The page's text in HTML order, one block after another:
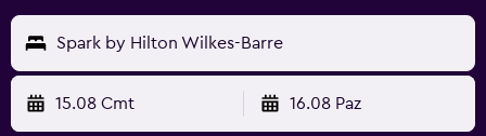
Spark by Hilton Wilkes-Barre
15.08 Cmt 16.08 Paz